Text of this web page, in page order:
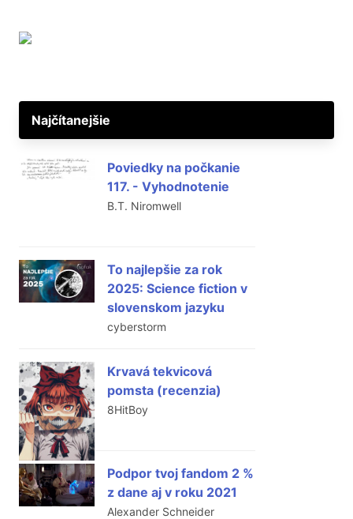
Najčítanejšie
Poviedky na počkanie
117. - Vyhodnotenie
B.T. Niromwell
To najlepšie za rok
2025: Science fiction v
slovenskom jazyku
cyberstorm
Krvavá tekvicová
pomsta (recenzia)
8HitBoy
Podpor tvoj fandom 2 %
z dane aj v roku 2021
Alexander Schneider